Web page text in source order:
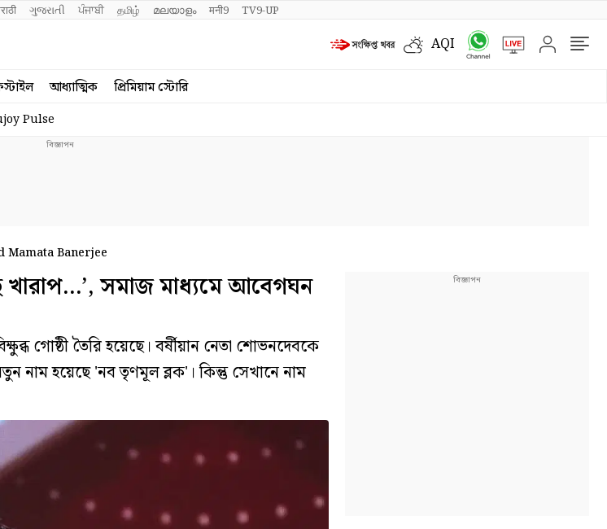
ગુજરાતી ਪੰਜਾਬੀ தமிழ் മലയാളം मनी9 TV9-UP
AQI
আধ্যাত্মিক প্রিমিয়াম স্টোরি
Pulse
Mamata Banerjee
সমাজ মাধ্যমে আবেগঘন
গোষ্ঠী তৈরি হয়েছে। বর্ষীয়ান নেতা শোভনদেবকে
নাম হয়েছে 'নব তৃণমূল ব্লক'। কিন্তু সেখানে নাম